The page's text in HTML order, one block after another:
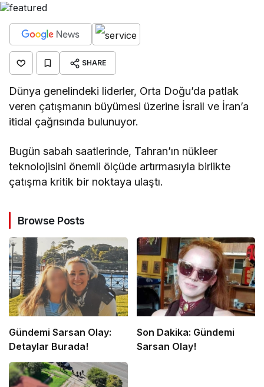
SHARE
Dünya genelindeki liderler, Orta Doğu’da patlak
veren çatışmanın büyümesi üzerine İsrail ve İran’a
itidal çağrısında bulunuyor.
Bugün sabah saatlerinde, Tahran’ın nükleer
teknolojisini önemli ölçüde artırmasıyla birlikte
çatışma kritik bir noktaya ulaştı.
Browse Posts
Gündemi Sarsan Olay:
Detaylar Burada!
Son Dakika: Gündemi
Sarsan Olay!